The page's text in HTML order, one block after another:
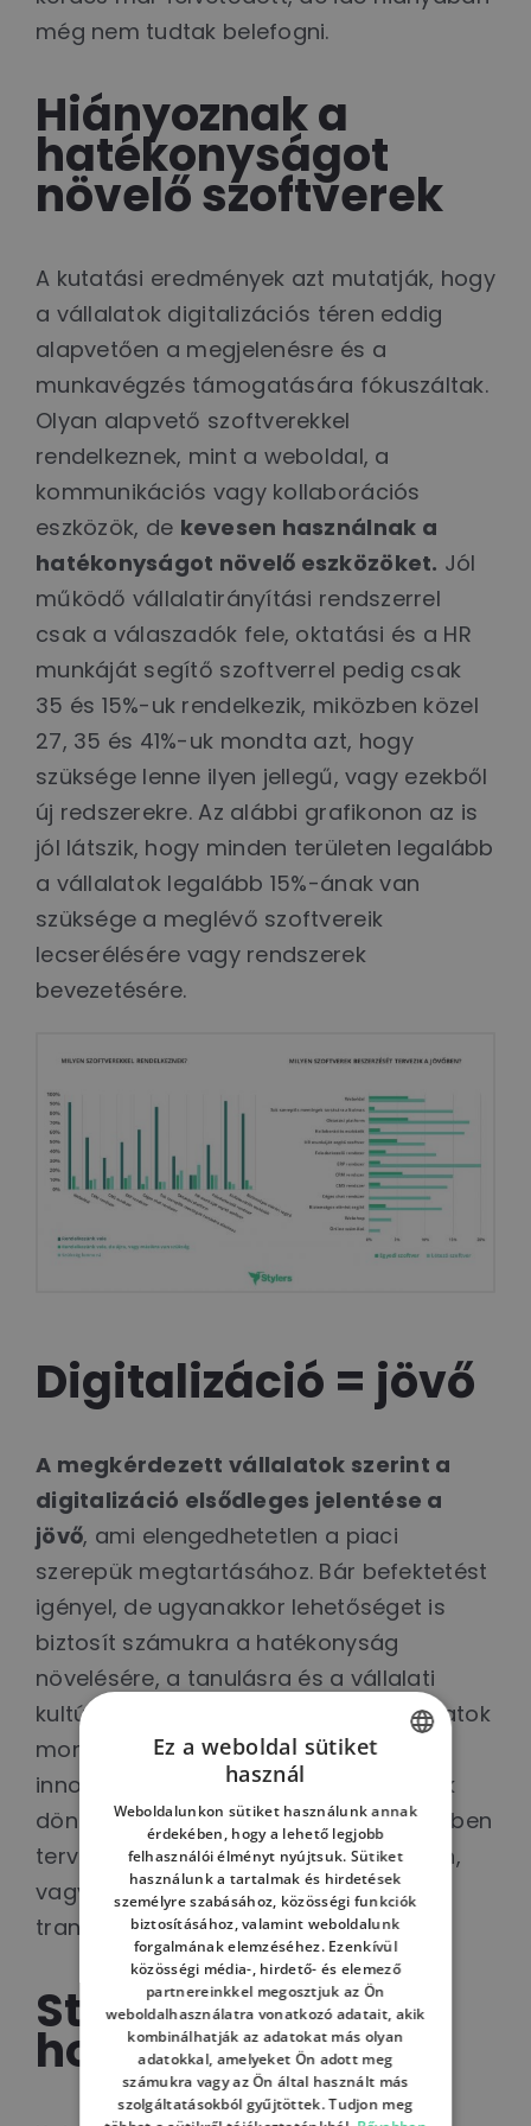
még nem tudtak belefogni.
Hiányoznak a
hatékonyságot
növelő szoftverek
A kutatási eredmények azt mutatják, hogy
a vállalatok digitalizációs téren eddig
alapvetően a megjelenésre és a
munkavégzés támogatására fókuszáltak.
Olyan alapvető szoftverekkel
rendelkeznek, mint a weboldal, a
kommunikációs vagy kollaborációs
eszközök, de kevesen használnak a
hatékonyságot növelő eszközöket. Jól
működő vállalatirányítási rendszerrel
csak a válaszadók fele, oktatási és a HR
munkáját segítő szoftverrel pedig csak
35 és 15%-uk rendelkezik, miközben közel
27, 35 és 41%-uk mondta azt, hogy
szüksége lenne ilyen jellegű, vagy ezekből
új redszerekre. Az alábbi grafikonon az is
jól látszik, hogy minden területen legalább
a vállalatok legalább 15%-ának van
szüksége a meglévő szoftvereik
lecserélésére vagy rendszerek
bevezetésére.
Digitalizáció = jövő
A megkérdezett vállalatok szerint a
digitalizáció elsődleges jelentése a
jövő, ami elengedhetetlen a piaci
szerepük megtartásához. Bár befektetést
igényel, de ugyanakkor lehetőséget is
biztosít számukra a hatékonyság
növelésére, a tanulásra és a vállalati
kultúra fejlesztésére, elősegíti a feladatok
monitorozhatóságát, és erősíti az
innovációs tevékenységet. A vállalatok
döntő többsége, 69,9%-a ennek fényében
tervezi, és mindössze 16,1% bizonytalan,
vagy nem tervezi folytatni a digitális
transzformációt.
Stratégiák és ad-
hoc megoldások
ENGLISH
HUNGARIAN
Ez a weboldal sütiket
használ
Weboldalunkon sütiket használunk annak
érdekében, hogy a lehető legjobb
felhasználói élményt nyújtsuk. Sütiket
használunk a tartalmak és hirdetések
személyre szabásához, közösségi funkciók
biztosításához, valamint weboldalunk
forgalmának elemzéséhez. Ezenkívül
közösségi média-, hirdető- és elemező
partnereinkkel megosztjuk az Ön
weboldalhasználatra vonatkozó adatait, akik
kombinálhatják az adatokat más olyan
adatokkal, amelyeket Ön adott meg
számukra vagy az Ön által használt más
szolgáltatásokból gyűjtöttek. Tudjon meg